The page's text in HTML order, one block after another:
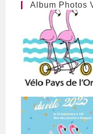
Album Photos